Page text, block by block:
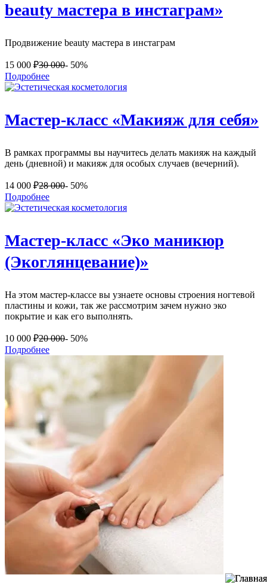
beauty мастера в инстаграм»
Продвижение beauty мастера в инстаграм
15 000 ₽30 000- 50%
Подробнее
Мастер-класс «Макияж для себя»
В рамках программы вы научитесь делать макияж на каждый
день (дневной) и макияж для особых случаев (вечерний).
14 000 ₽28 000- 50%
Подробнее
Мастер-класс «Эко маникюр
(Экоглянцевание)»
На этом мастер-классе вы узнаете основы строения ногтевой
пластины и кожи, так же рассмотрим зачем нужно эко
покрытие и как его выполнять.
10 000 ₽20 000- 50%
Подробнее